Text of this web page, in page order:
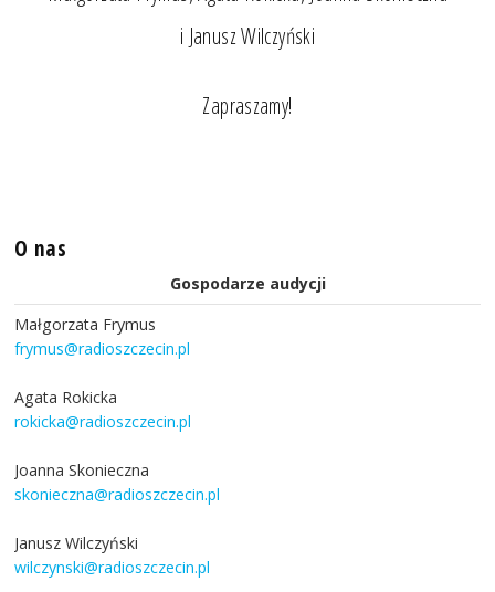
i Janusz Wilczyński
Zapraszamy!
O nas
Gospodarze audycji
Małgorzata Frymus
frymus@radioszczecin.pl
Agata Rokicka
rokicka@radioszczecin.pl
Joanna Skonieczna
skonieczna@radioszczecin.pl
Janusz Wilczyński
wilczynski@radioszczecin.pl